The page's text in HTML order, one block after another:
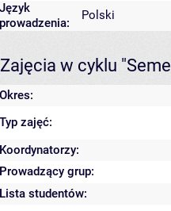
Język
prowadzenia:
Polski
Zajęcia w cyklu
Okres:
Typ zajęć:
Koordynatorzy:
Prowadzący grup:
Lista studentów: